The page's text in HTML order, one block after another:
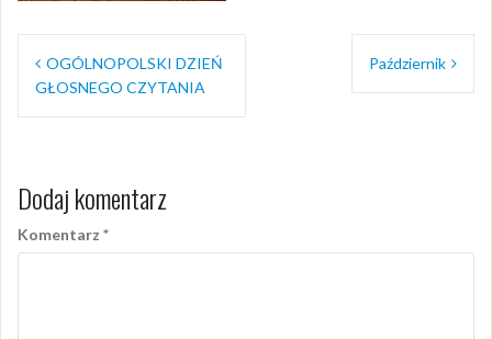
Nawigacja
wpisu
OGÓLNOPOLSKI DZIEŃ
GŁOSNEGO CZYTANIA
Październik
Dodaj komentarz
Komentarz *